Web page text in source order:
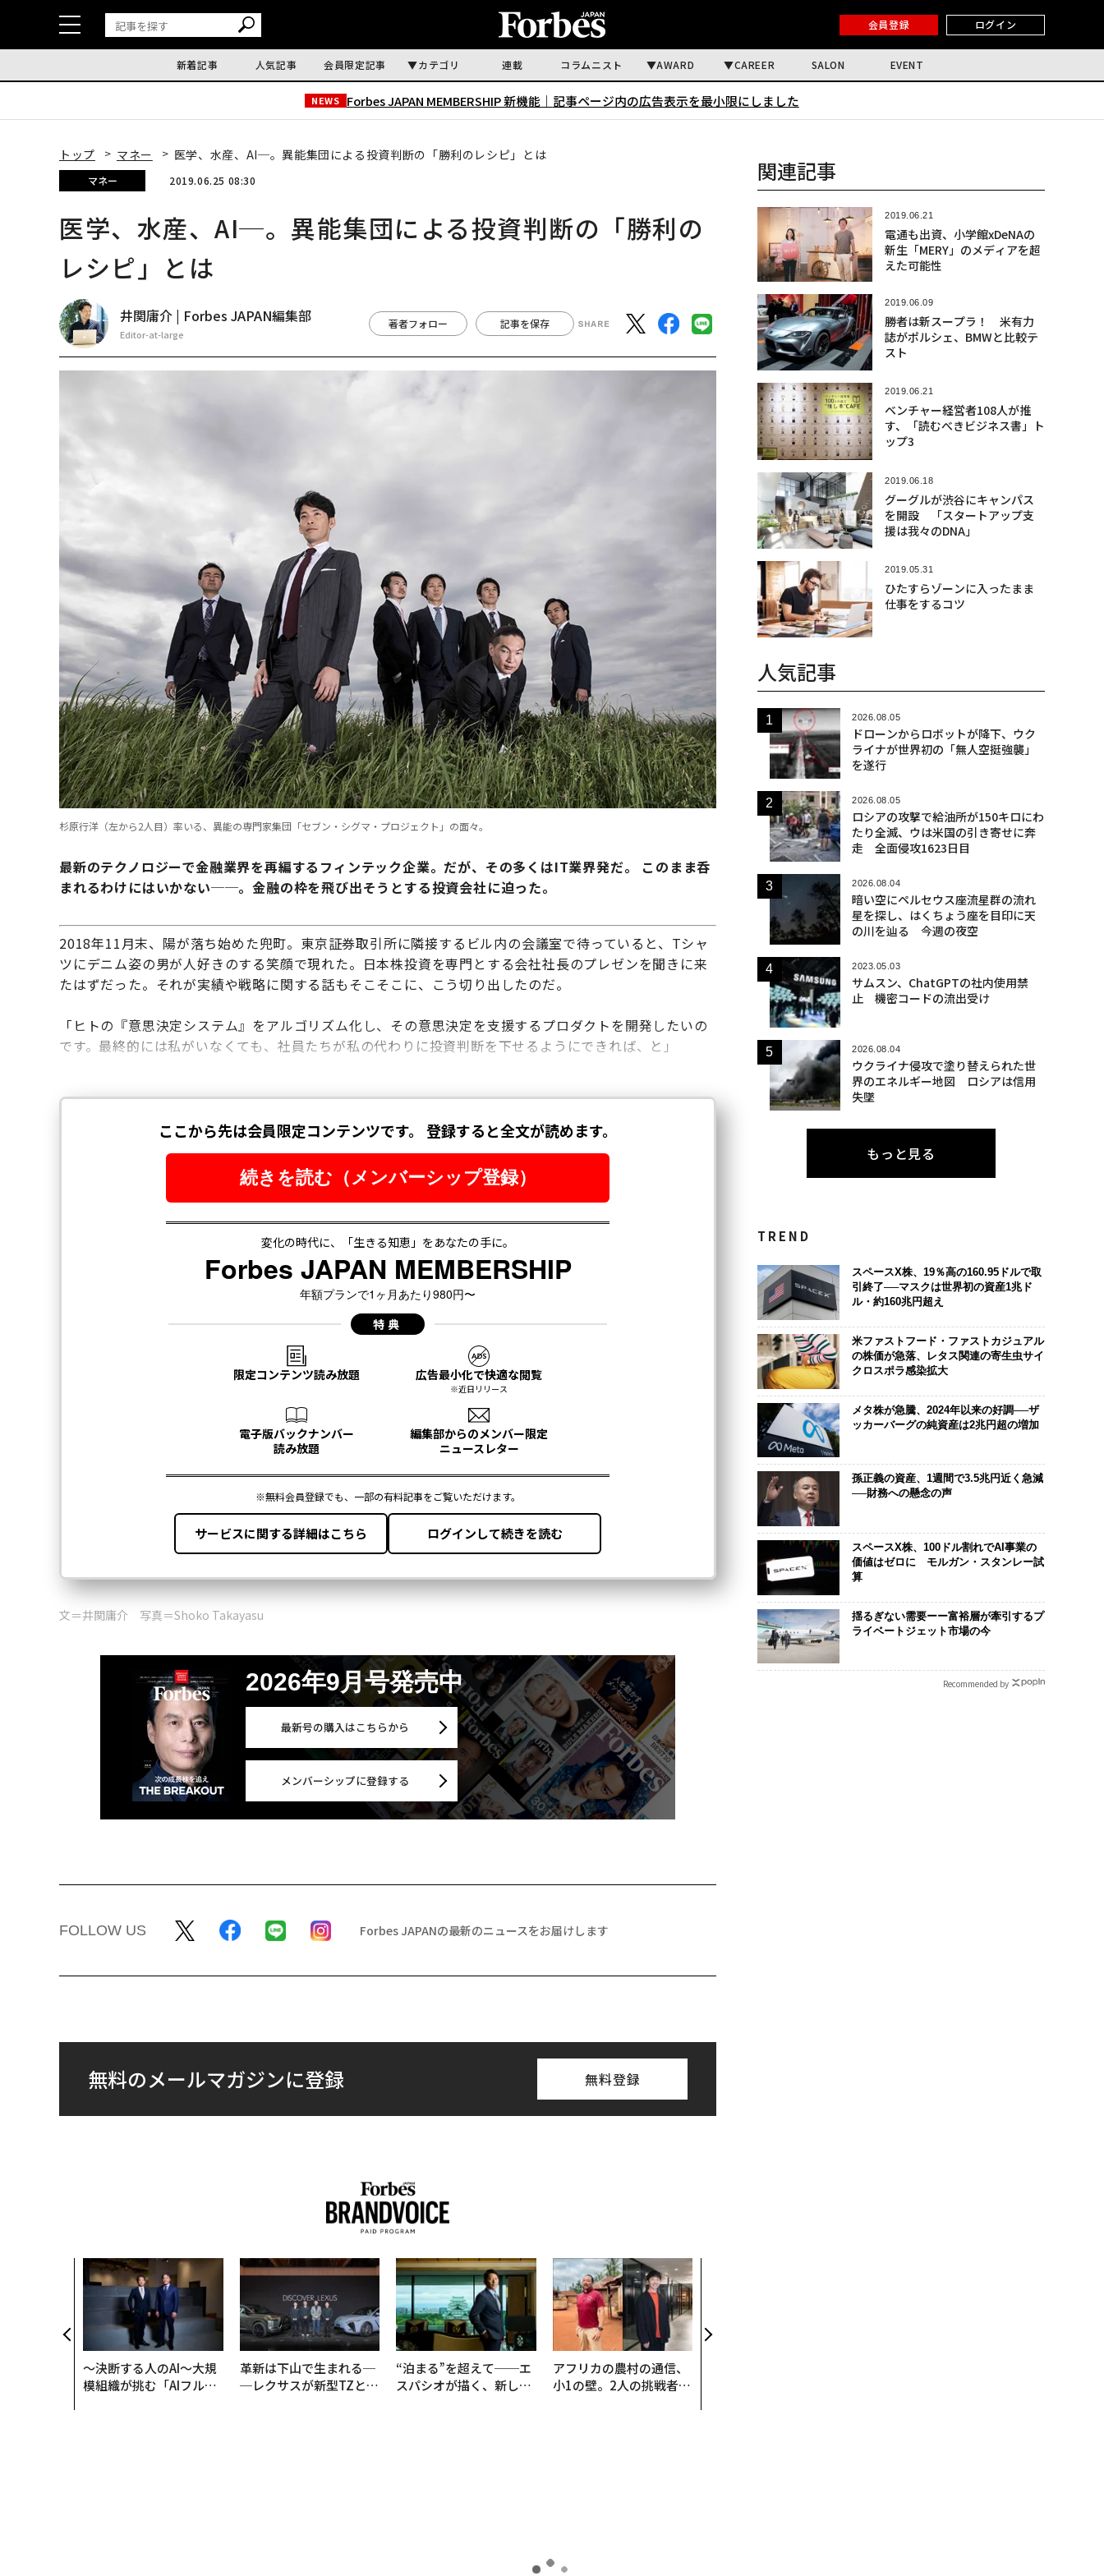
会員登録 ログイン
新着記事 人気記事 会員限定記事 カテゴリ 連載 コラムニスト AWARD CAREER SALON EVENT
NEWS Forbes JAPAN MEMBERSHIP 新機能｜ 記事ページ内の広告表示を最小限にしました
トップ マネー 医学、水産、AI─。異能集団による投資判断の「勝利のレシピ」とは
マネー 2019.06.25 08:30
医学、水産、AI─。異能集団による投資判断の「勝利の
レシピ」とは
井関庸介 | Forbes JAPAN編集部
Editor-at-large
著者フォロー 記事を保存
杉原行洋（左から2人目）率いる、異能の専門家集団「セブン・シグマ・プロジェクト」の面々。
最新のテクノロジーで金融業界を再編するフィンテック企業。だが、その多くはIT業界発だ。 このまま呑
まれるわけにはいかない──。金融の枠を飛び出そうとする投資会社に迫った。
2018年11月末、陽が落ち始めた兜町。東京証券取引所に隣接するビル内の会議室で待っていると、Tシャ
ツにデニム姿の男が人好きのする笑顔で現れた。日本株投資を専門とする会社社長のプレゼンを聞きに来
たはずだった。それが実績や戦略に関する話もそこそこに、こう切り出したのだ。
「ヒトの『意思決定システム』をアルゴリズム化し、その意思決定を支援するプロダクトを開発したいの
です。最終的には私がいなくても、社員たちが私の代わりに投資判断を下せるようにできれば、と」
文＝井関庸介 写真＝Shoko Takayasu
2026年9月号発売中
最新号の購入はこちらから
メンバーシップに登録する
FOLLOW US Forbes JAPANの最新のニュースをお届けします
無料のメールマガジンに登録 無料登録
〜決断する人のAI〜大規
模組織が挑む「AIフル実
革新は下山で生まれる─
─レクサスが新型TZとE
“泊まる”を超えて──エ
スパシオが描く、新しい
アフリカの農村の通信、
小1の壁。2人の挑戦者が
年の答え
関連記事
2019.06.21
電通も出資、小学館xDeNAの
新生「MERY」のメディアを超
えた可能性
2019.06.09
勝者は新スープラ！ 米有力
誌がポルシェ、BMWと比較テ
スト
2019.06.21
ベンチャー経営者108人が推
す、「読むべきビジネス書」ト
ップ3
2019.06.18
グーグルが渋谷にキャンパス
を開設 「スタートアップ支
援は我々のDNA」
2019.05.31
ひたすらゾーンに入ったまま
仕事をするコツ
人気記事
2026.08.05
ドローンからロボットが降下、ウク
ライナが世界初の「無人空挺強襲」
を遂行
2026.08.05
ロシアの攻撃で給油所が150キロにわ
たり全滅、ウは米国の引き寄せに奔
走 全面侵攻1623日目
2026.08.04
暗い空にペルセウス座流星群の流れ
星を探し、はくちょう座を目印に天
の川を辿る 今週の夜空
2023.05.03
サムスン、ChatGPTの社内使用禁
止 機密コードの流出受け
2026.08.04
ウクライナ侵攻で塗り替えられた世
界のエネルギー地図 ロシアは信用
失墜
もっと見る
TREND
スペースX株、19％高の160.95ドルで取
引終了──マスクは世界初の資産1兆ド
ル・約160兆円超え
米ファストフード・ファストカジュアル
の株価が急落、レタス関連の寄生虫サイ
クロスポラ感染拡大
メタ株が急騰、2024年以来の好調──ザ
ッカーバーグの純資産は2兆円超の増加
孫正義の資産、1週間で3.5兆円近く急減
──財務への懸念の声
スペースX株、100ドル割れでAI事業の
価値はゼロに モルガン・スタンレー試
算
揺るぎない需要ーー富裕層が牽引するプ
ライベートジェット市場の今
Recommended by